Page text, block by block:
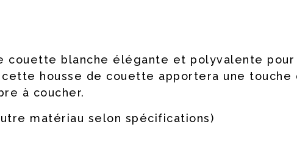
couette blanche élégante et polyvalente
housse de couette apportera une touche
à coucher.
matériau selon spécifications)